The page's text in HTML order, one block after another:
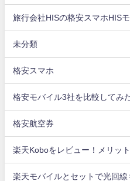
旅行会社HISの格安スマホHIS
未分類
格安スマホ
格安モバイル3社を比較してみ
格安航空券
楽天Koboをレビュー！メリッ
楽天モバイルとセットで光回